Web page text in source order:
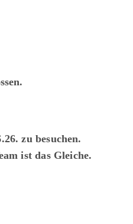
zu besuchen.
ist das Gleiche.